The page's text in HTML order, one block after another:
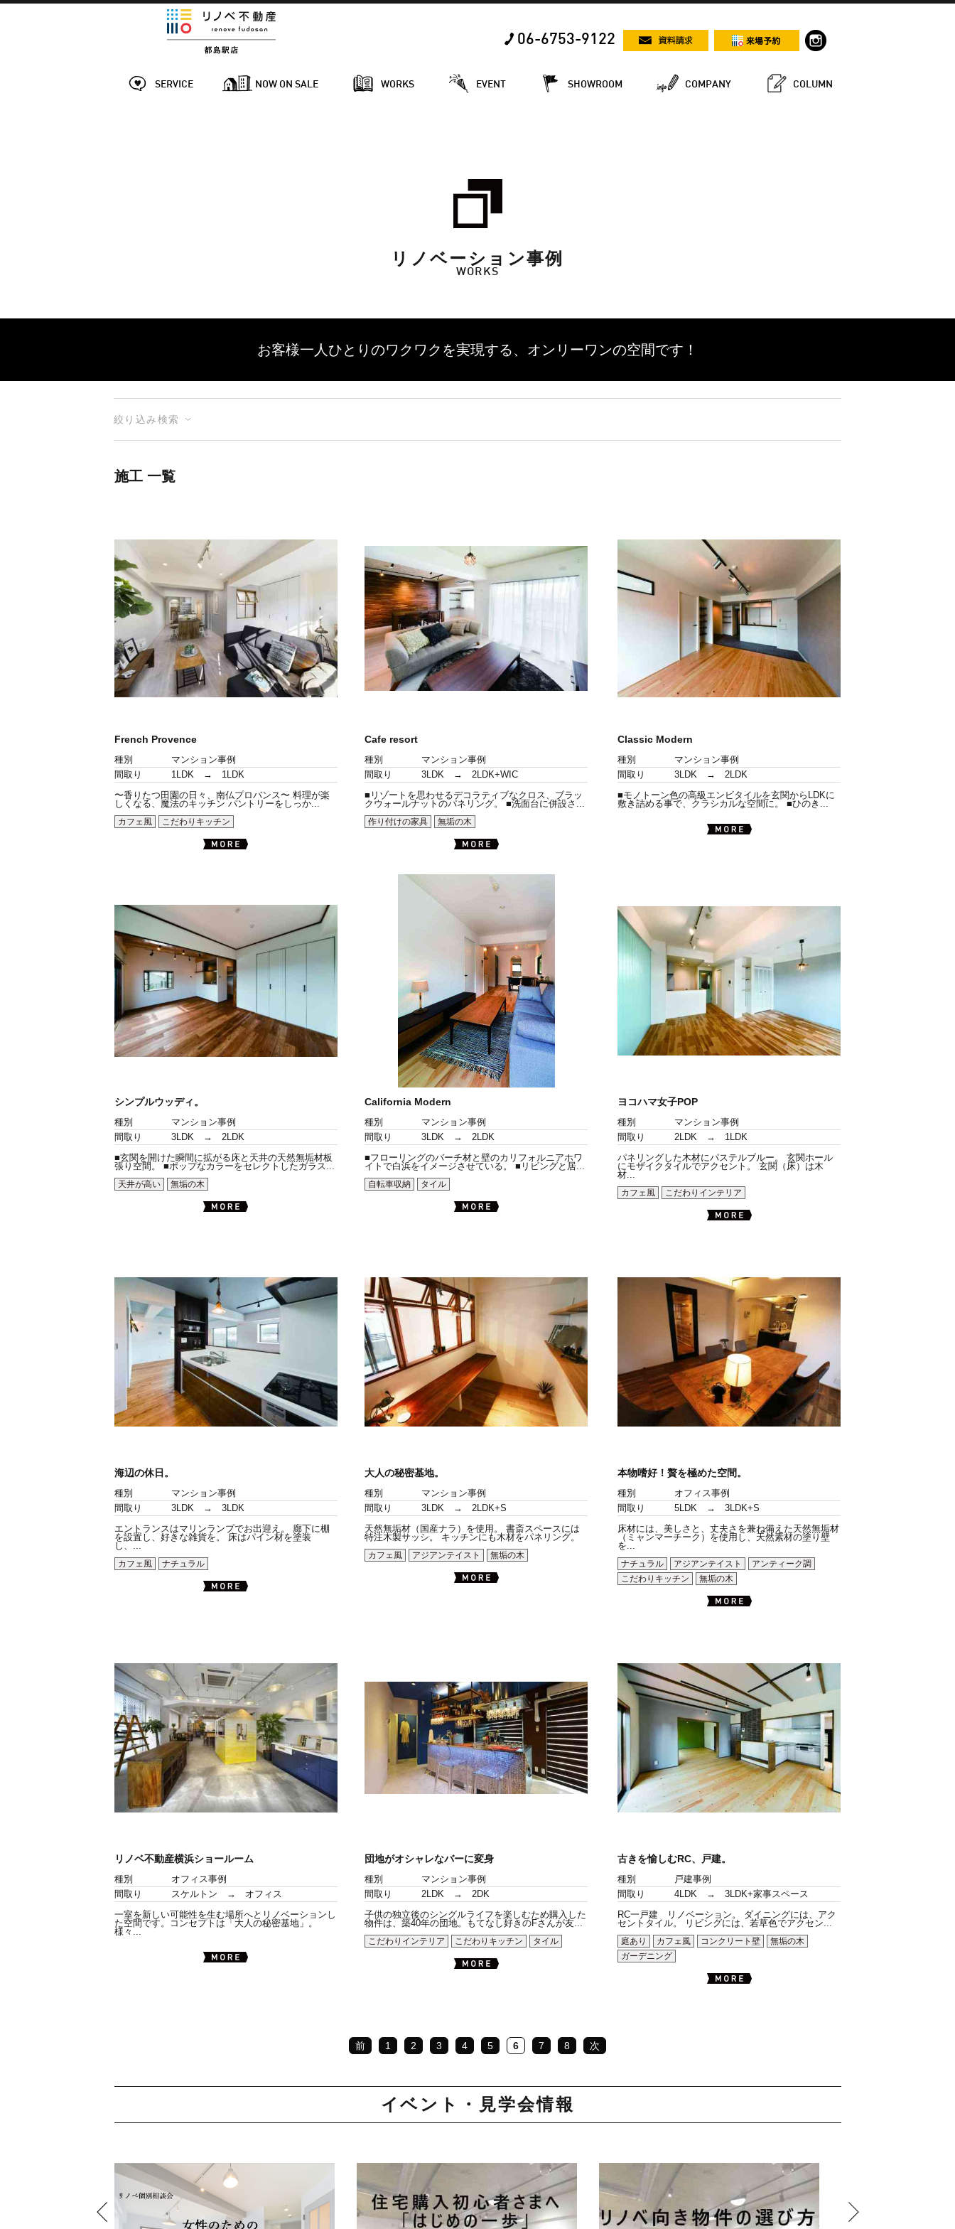
06-6753-9122
SERVICE NOW ON SALE WORKS EVENT SHOWROOM COMPANY COLUMN
リノベーション事例
WORKS
お客様一人ひとりのワクワクを実現する、 オンリーワンの空間です！
絞り込み検索
施工 一覧
French Provence
種別
マンション事例
間取り
1LDK → 1LDK
〜香りたつ田園の日々、南仏プロバンス〜 料理が楽
しくなる、魔法のキッチン パントリーをしっか...
カフェ風
こだわりキッチン
Cafe resort
種別
マンション事例
間取り
3LDK → 2LDK+WIC
■リゾートを思わせるデコラティブなクロス、ブラッ
クウォールナットのパネリング。 ■洗面台に併設さ...
作り付けの家具
無垢の木
Classic Modern
種別
マンション事例
間取り
3LDK → 2LDK
■モノトーン色の高級エンビタイルを玄関からLDKに
敷き詰める事で、クラシカルな空間に。 ■ひのき...
シンプルウッディ。
種別
マンション事例
間取り
3LDK → 2LDK
■玄関を開けた瞬間に拡がる床と天井の天然無垢材板
張り空間。 ■ポップなカラーをセレクトしたガラス...
天井が高い
無垢の木
California Modern
種別
マンション事例
間取り
3LDK → 2LDK
■フローリングのバーチ材と壁のカリフォルニアホワ
イトで白浜をイメージさせている。 ■リビングと居...
自転車収納
タイル
ヨコハマ女子POP
種別
マンション事例
間取り
2LDK → 1LDK
パネリングした木材にパステルブルー。 玄関ホール
にモザイクタイルでアクセント。 玄関（床）は木
材...
カフェ風
こだわりインテリア
海辺の休日。
種別
マンション事例
間取り
3LDK → 3LDK
エントランスはマリンランプでお出迎え。 廊下に棚
を設置し、好きな雑貨を。 床はパイン材を塗装
し、...
カフェ風
ナチュラル
大人の秘密基地。
種別
マンション事例
間取り
3LDK → 2LDK+S
天然無垢材（国産ナラ）を使用。 書斎スペースには
特注木製サッシ。 キッチンにも木材をパネリング。
カフェ風
アジアンテイスト 無垢の木
本物嗜好！贅を極めた空間。
種別
オフィス事例
間取り
5LDK → 3LDK+S
床材には、美しさと、丈夫さを兼ね備えた天然無垢材
（ミャンマーチーク）を使用し、天然素材の塗り壁
を...
ナチュラル
アジアンテイスト
アンティーク調
こだわりキッチン
無垢の木
リノベ不動産横浜ショールーム
種別
オフィス事例
間取り
スケルトン → オフィス
一室を新しい可能性を生む場所へとリノベーションし
た空間です。コンセプトは「大人の秘密基地」。
様々...
団地がオシャレなバーに変身
種別
マンション事例
間取り
2LDK → 2DK
子供の独立後のシングルライフを楽しむため購入した
物件は、築40年の団地。もてなし好きのFさんが友...
こだわりインテリア
こだわりキッチン タイル
古きを愉しむRC、戸建。
種別
戸建事例
間取り
4LDK → 3LDK+家事スペース
RC一戸建 リノベーション。 ダイニングには、アク
セントタイル。 リビングには、若草色でアクセン...
庭あり
カフェ風 コンクリート壁
無垢の木
ガーデニング
前 1 2 3 4 5 6 7 8 次
イベント・見学会情報